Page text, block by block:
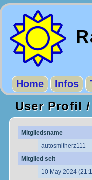
Home Infos
User Profil
Mitgliedsname
autosmitherz111
Mitglied seit
10 May 2024